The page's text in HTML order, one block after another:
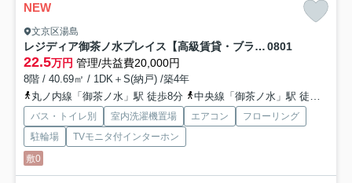
NEW
文京区湯島
レジディア御茶ノ水プレイス【高級賃貸・ブランドマンション】 0801
22.5万円 管理/共益費20,000円
8階 / 40.69㎡ / 1DK＋S(納戸) /築4年
丸ノ内線「御茶ノ水」駅 徒歩8分
中央線「御茶ノ水」駅 徒歩10分
バス・トイレ別 室内洗濯機置場 エアコン
フローリング
駐輪場
TVモニタ付インターホン
敷0